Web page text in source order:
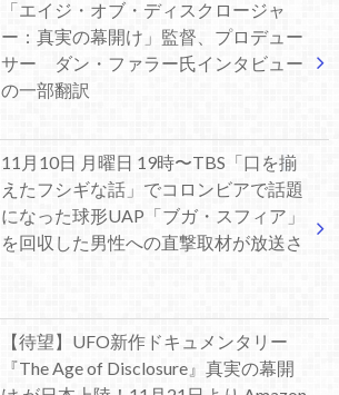
「エイジ・オブ・ディスクロージャ
ー：真実の幕開け」監督、プロデュー
サー ダン・ファラー氏インタビュー
の一部翻訳
11月10日 月曜日 19時〜TBS「口を揃
えたフシギな話」でコロンビアで話題
になった球形UAP「ブガ・スフィア」
を回収した男性への直撃取材が放送さ
【待望】UFO新作ドキュメンタリー
『The Age of Disclosure』真実の幕開